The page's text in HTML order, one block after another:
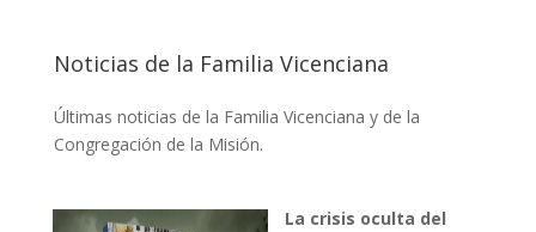
Noticias de la Familia Vicenciana
Últimas noticias de la Familia Vicenciana y de la
Congregación de la Misión.
La crisis oculta del